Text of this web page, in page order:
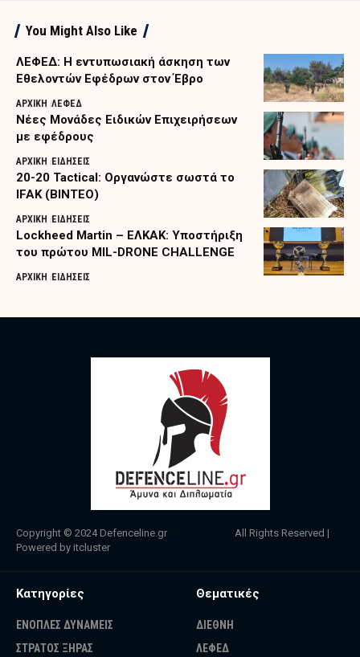
You Might Also Like
ΛΕΦΕΔ: Η εντυπωσιακή άσκηση των
Εθελοντών Εφέδρων στον Έβρο
ΑΡΧΙΚΗ ΛΕΦΕΔ
Nέες Μονάδες Ειδικών Επιχειρήσεων
με εφέδρους
ΑΡΧΙΚΗ ΕΙΔΗΣΕΙΣ
20-20 Tactical: Οργανώστε σωστά το
IFAK (ΒΙΝΤΕΟ)
ΑΡΧΙΚΗ ΕΙΔΗΣΕΙΣ
Lockheed Martin – ΕΛΚΑΚ: Υποστήριξη
του πρώτου MIL-DRONE CHALLENGE
ΑΡΧΙΚΗ ΕΙΔΗΣΕΙΣ
Copyright © 2024 Defenceline.gr All Rights Reserved |
Powered by itcluster
Κατηγορίες
ΕΝΟΠΛΕΣ ΔΥΝΑΜΕΙΣ
ΣΤΡΑΤΟΣ ΞΗΡΑΣ
Θεματικές
ΔΙΕΘΝΗ
ΛΕΦΕΔ